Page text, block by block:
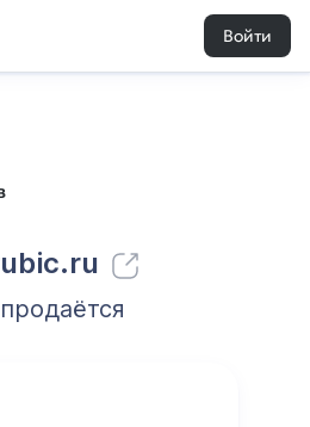
Войти
2 0